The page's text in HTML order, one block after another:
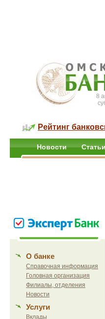
8
Рейтинг
Новости
О банке
Справочная информация
Головная организация
Филиалы, отделения
Новости
Услуги
Вклады